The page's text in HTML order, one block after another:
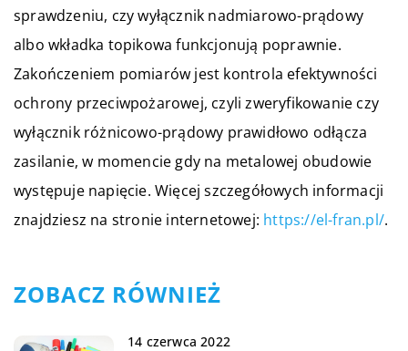
sprawdzeniu, czy wyłącznik nadmiarowo-prądowy
albo wkładka topikowa funkcjonują poprawnie.
Zakończeniem pomiarów jest kontrola efektywności
ochrony przeciwpożarowej, czyli zweryfikowanie czy
wyłącznik różnicowo-prądowy prawidłowo odłącza
zasilanie, w momencie gdy na metalowej obudowie
występuje napięcie. Więcej szczegółowych informacji
znajdziesz na stronie internetowej: https://el-fran.pl/.
ZOBACZ RÓWNIEŻ
14 czerwca 2022